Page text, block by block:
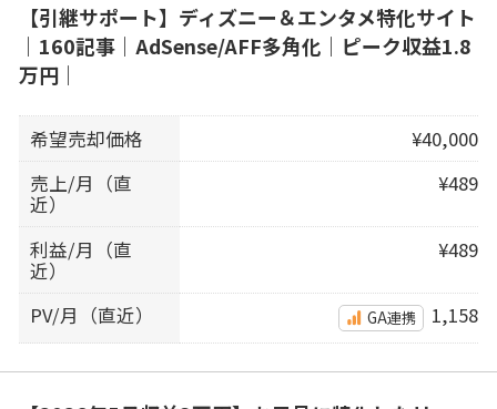
【引継サポート】ディズニー＆エンタメ特化サイト
｜160記事｜AdSense/AFF多角化｜ピーク収益1.8
万円｜
希望売却価格
¥40,000
売上/月（直
近）
¥489
利益/月（直
近）
¥489
PV/月（直近） GA連携 1,158